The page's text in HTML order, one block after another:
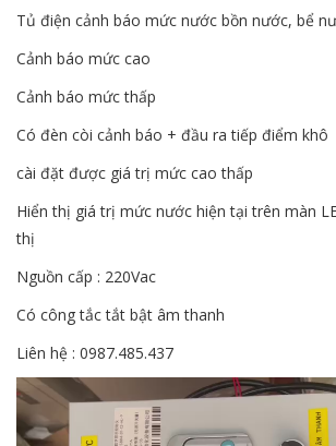
Tủ điện cảnh báo mức nước bồn nước, bể
Cảnh báo mức cao
Cảnh báo mức thấp
Có đèn còi cảnh báo + đầu ra tiếp điểm khô
cài đặt được giá trị mức cao thấp
Hiển thị giá trị mức nước hiện tại trên màn
thị
Nguồn cấp : 220Vac
Có công tắc tắt bật âm thanh
Liên hệ : 0987.485.437
Trình
chơi